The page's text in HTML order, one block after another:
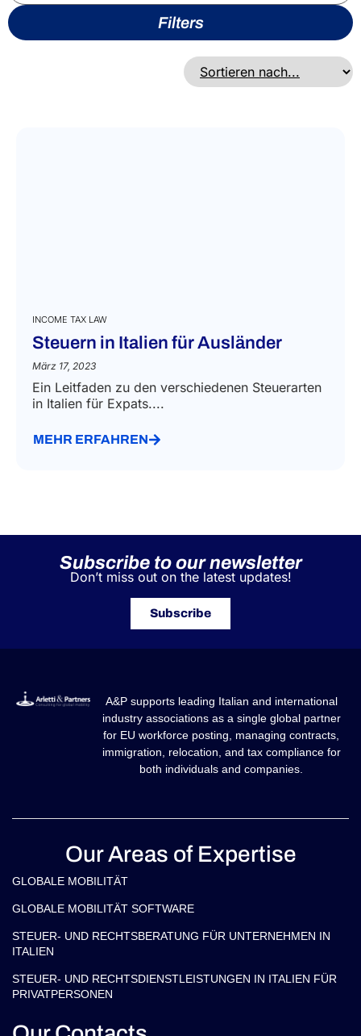
Filters
INCOME TAX LAW
Steuern in Italien für Ausländer
März 17, 2023
Ein Leitfaden zu den verschiedenen Steuerarten
in Italien für Expats....
MEHR ERFAHREN
Subscribe to our newsletter
Don’t miss out on the latest updates!
Subscribe
A&P supports leading Italian and international
industry associations as a single global partner
for EU workforce posting, managing contracts,
immigration, relocation, and tax compliance for
both individuals and companies.
Our Areas of Expertise
GLOBALE MOBILITÄT
GLOBALE MOBILITÄT SOFTWARE
STEUER- UND RECHTSBERATUNG FÜR UNTERNEHMEN IN
ITALIEN
STEUER- UND RECHTSDIENSTLEISTUNGEN IN ITALIEN FÜR
PRIVATPERSONEN